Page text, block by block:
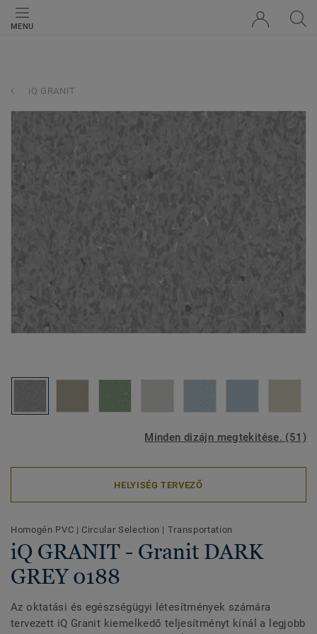
MENU
iQ GRANIT
Minden dizájn megtekitése. (51)
HELYISÉG TERVEZŐ
Homogén PVC | Circular Selection | Transportation
iQ GRANIT - Granit DARK
GREY 0188
Az oktatási és egészségügyi létesítmények számára
tervezett iQ Granit kiemelkedő teljesítményt kínál a legjobb